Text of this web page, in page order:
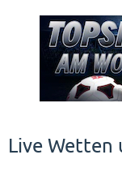
Live Wetten